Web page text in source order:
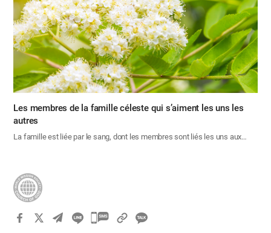
Les membres de la famille céleste qui s’aiment les uns les
autres
La famille est liée par le sang, dont les membres sont liés les uns aux…
카